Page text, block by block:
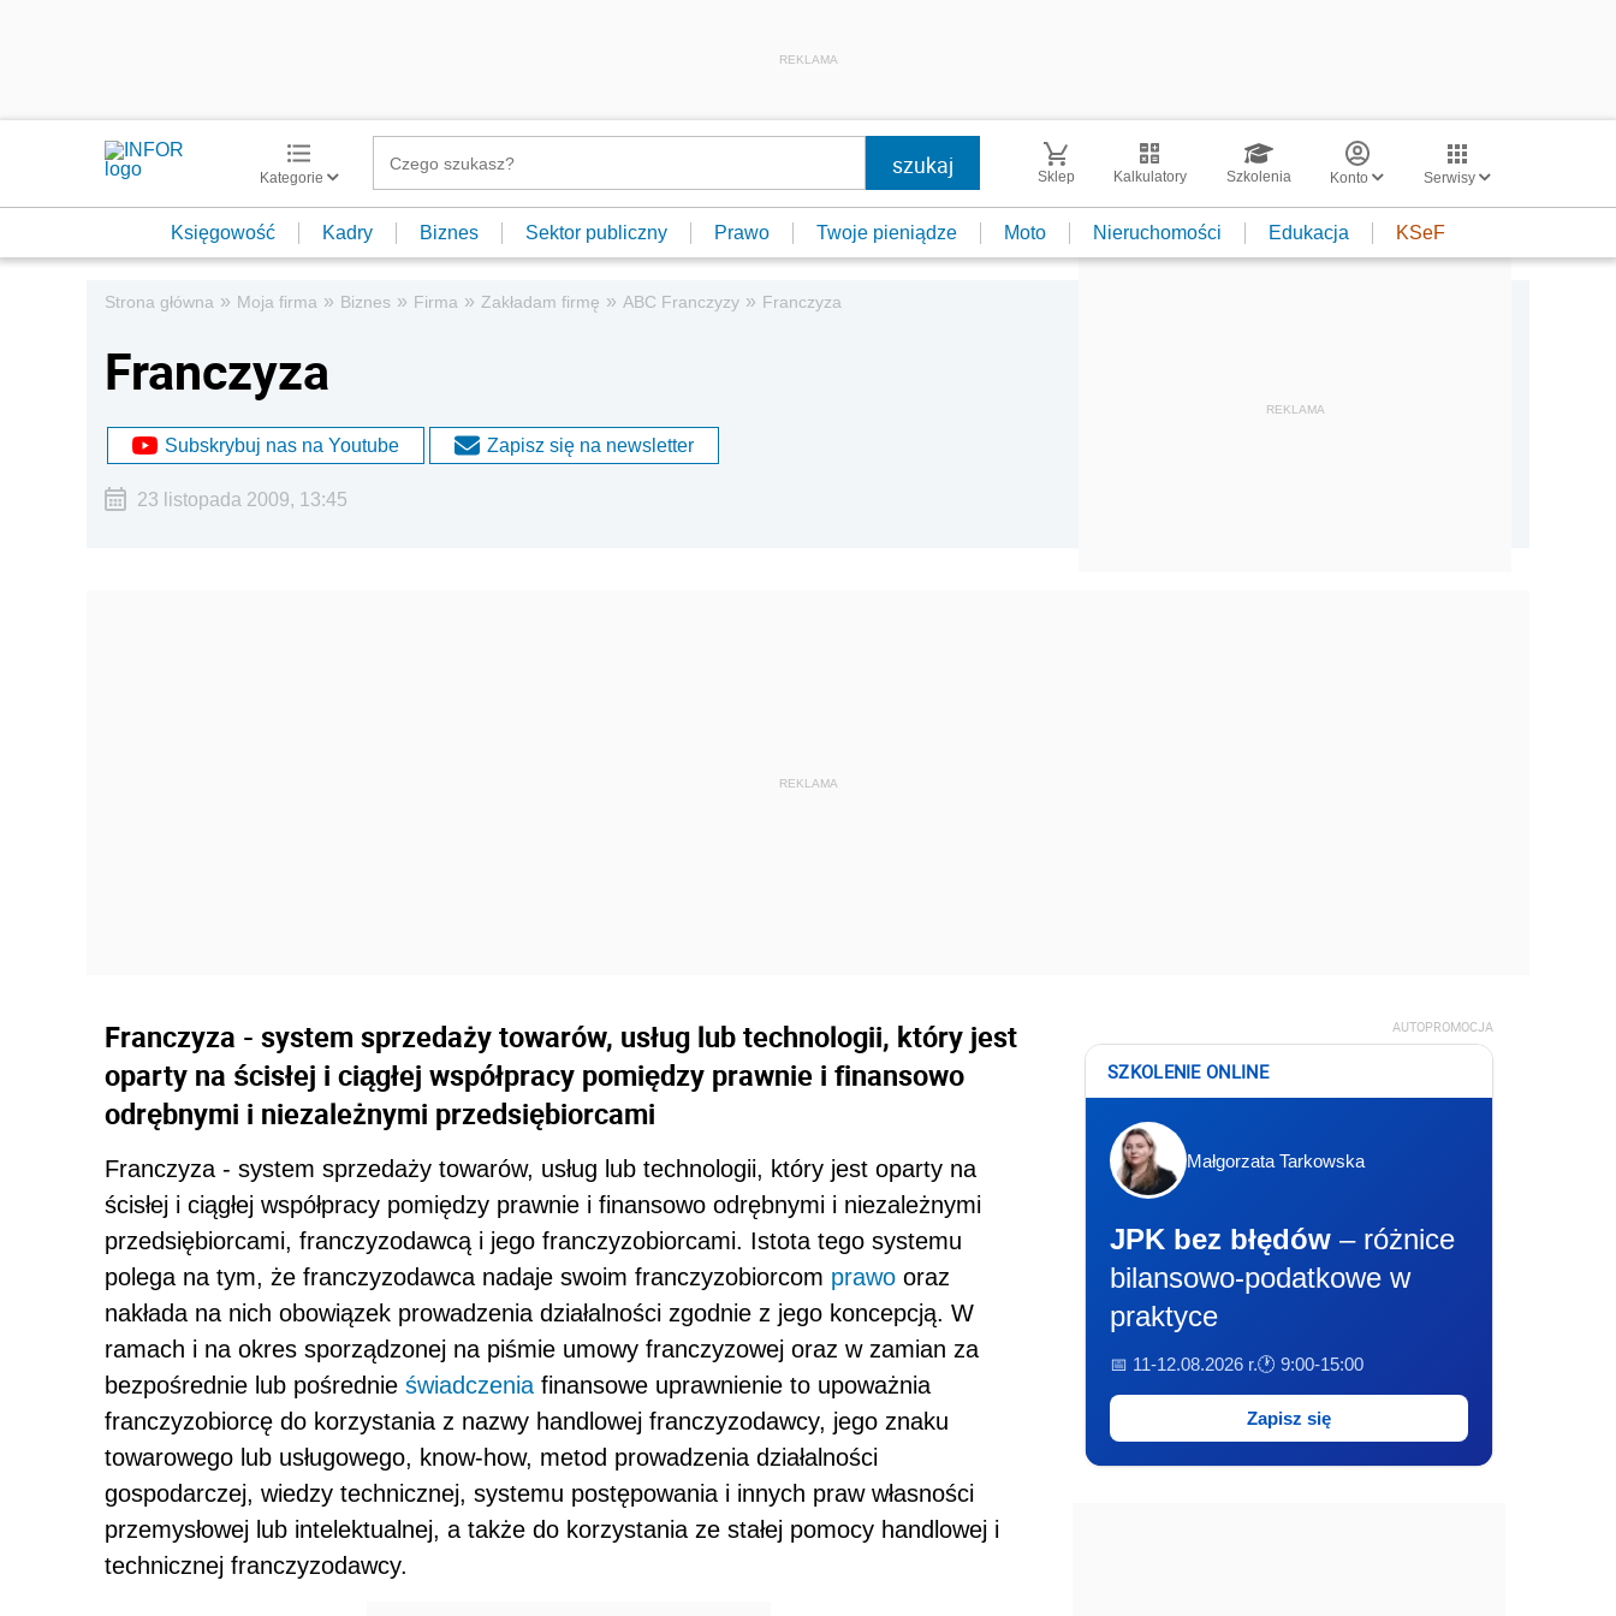
REKLAMA
Kategorie Sklep Kalkulatory Szkolenia Konto Serwisy
Księgowość Kadry Biznes Sektor publiczny Prawo Twoje pieniądze Moto Nieruchomości Edukacja KSeF
Strona główna » Moja firma » Biznes » Firma » Zakładam firmę » ABC Franczyzy » Franczyza
Franczyza
Subskrybuj nas na Youtube Zapisz się na newsletter
23 listopada 2009, 13:45
REKLAMA
Franczyza - system sprzedaży towarów, usług lub technologii, który jest
oparty na ścisłej i ciągłej współpracy pomiędzy prawnie i finansowo
odrębnymi i niezależnymi przedsiębiorcami
Franczyza - system sprzedaży towarów, usług lub technologii, który jest oparty na
ścisłej i ciągłej współpracy pomiędzy prawnie i finansowo odrębnymi i niezależnymi
przedsiębiorcami, franczyzodawcą i jego franczyzobiorcami. Istota tego systemu
polega na tym, że franczyzodawca nadaje swoim franczyzobiorcom prawo oraz
nakłada na nich obowiązek prowadzenia działalności zgodnie z jego koncepcją. W
ramach i na okres sporządzonej na piśmie umowy franczyzowej oraz w zamian za
bezpośrednie lub pośrednie świadczenia finansowe uprawnienie to upoważnia
franczyzobiorcę do korzystania z nazwy handlowej franczyzodawcy, jego znaku
towarowego lub usługowego, know-how, metod prowadzenia działalności
gospodarczej, wiedzy technicznej, systemu postępowania i innych praw własności
przemysłowej lub intelektualnej, a także do korzystania ze stałej pomocy handlowej i
technicznej franczyzodawcy.
AUTOPROMOCJA
SZKOLENIE ONLINE
Małgorzata Tarkowska
JPK bez błędów – różnice
bilansowo-podatkowe w
praktyce
📅 11-12.08.2026 r.🕐 9:00-15:00
Zapisz się